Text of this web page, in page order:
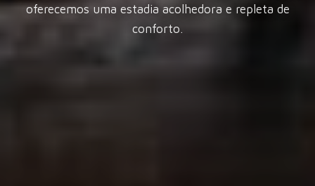
oferecemos uma estadia acolhedora e repleta de
conforto.